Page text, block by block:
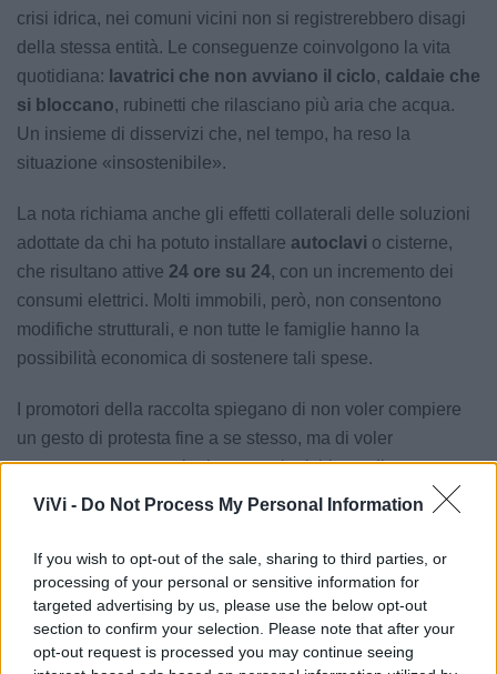
ViVi - Do Not Process My Personal Information
If you wish to opt-out of the sale, sharing to third parties, or
processing of your personal or sensitive information for
targeted advertising by us, please use the below opt-out
section to confirm your selection. Please note that after your
opt-out request is processed you may continue seeing
crisi idrica, nei comuni vicini non si registrerebbero disagi
della stessa entità. Le conseguenze coinvolgono la vita
quotidiana: lavatrici che non avviano il ciclo, caldaie che
si bloccano, rubinetti che rilasciano più aria che acqua.
Un insieme di disservizi che, nel tempo, ha reso la
situazione «insostenibile».
La nota richiama anche gli effetti collaterali delle soluzioni
adottate da chi ha potuto installare autoclavi o cisterne,
che risultano attive 24 ore su 24, con un incremento dei
consumi elettrici. Molti immobili, però, non consentono
modifiche strutturali, e non tutte le famiglie hanno la
possibilità economica di sostenere tali spese.
I promotori della raccolta spiegano di non voler compiere
un gesto di protesta fine a se stesso, ma di voler
«consegnare, con un’unica voce, la richiesta di
attenzione» della comunità. Il disagio riguarda famiglie,
servizio essenziale che dovrebbe essere affidabile. La
richiesta avanzata alle istituzioni è quella di unintervento
tecnico chiaro, uncronoprogramma credibilee un
dialogo trasparentesulle cause e sulle soluzioni.